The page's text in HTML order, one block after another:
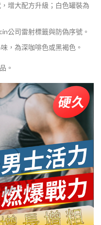
增大配方升級；白色罐裝為
公司雷射標籤與防偽序號。
，為深咖啡色或黑褐色。
。